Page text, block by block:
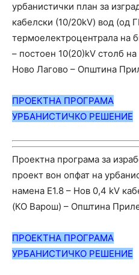
урбанистички план за
кабелски (10/20kV) вод (од
термоелектроцентрала на
– постоен 10(20)kV столб
Ново Лагово – Општина
ПРОЕКТНА ПРОГРАМА
УРБАНИСТИЧКО РЕШЕНИЕ
Проектна програма за
проект вон опфат на
намена E1.8 – Нов 0,4 kV
(КО Варош) – Општинa
ПРОЕКТНА ПРОГРАМА
УРБАНИСТИЧКО РЕШЕНИЕ